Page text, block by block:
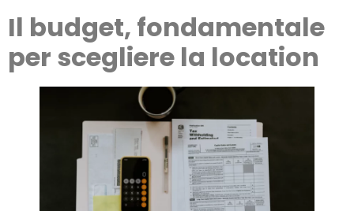
Il budget, fondamentale
per scegliere la location